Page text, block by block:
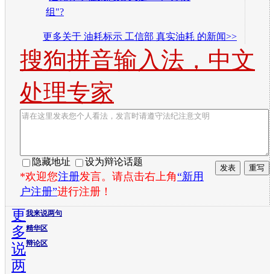
组"?
更多关于 油耗标示 工信部 真实油耗 的新闻>>
搜狗拼音输入法，中文
处理专家
隐藏地址 设为辩论话题
*欢迎您注册发言。请点击右上角“新用
户注册”进行注册！
我来说两句
精华区
辩论区
更
多
说
两